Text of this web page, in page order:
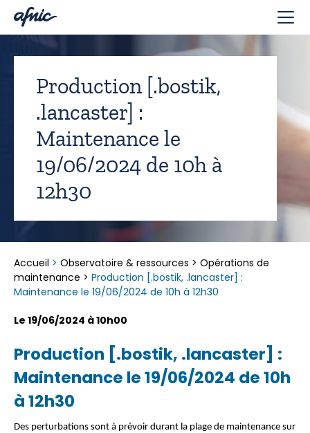
Production [.bostik,
.lancaster] :
Maintenance le
19/06/2024 de 10h à
12h30
Accueil > Observatoire & ressources > Opérations de
maintenance > Production [.bostik, .lancaster] :
Maintenance le 19/06/2024 de 10h à 12h30
Le 19/06/2024 à 10h00
Production [.bostik, .lancaster] :
Maintenance le 19/06/2024 de 10h
à 12h30
Des perturbations sont à prévoir durant la plage de maintenance sur
Panneau de gestion des cookies